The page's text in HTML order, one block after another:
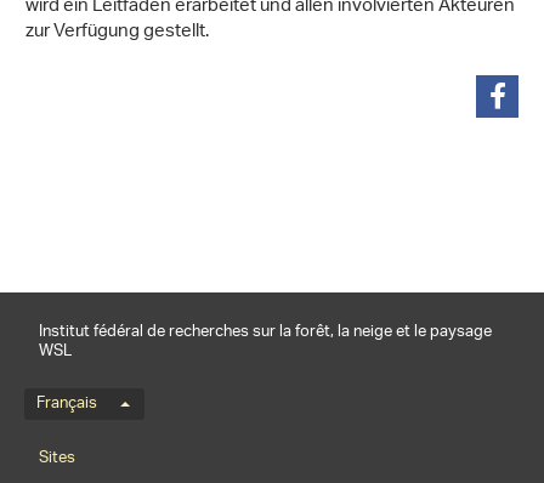
zur Verfügung gestellt.
Institut fédéral de recherches sur la forêt, la neige et le paysage
WSL
Menu de langue
Français
Footernavigation
Sites